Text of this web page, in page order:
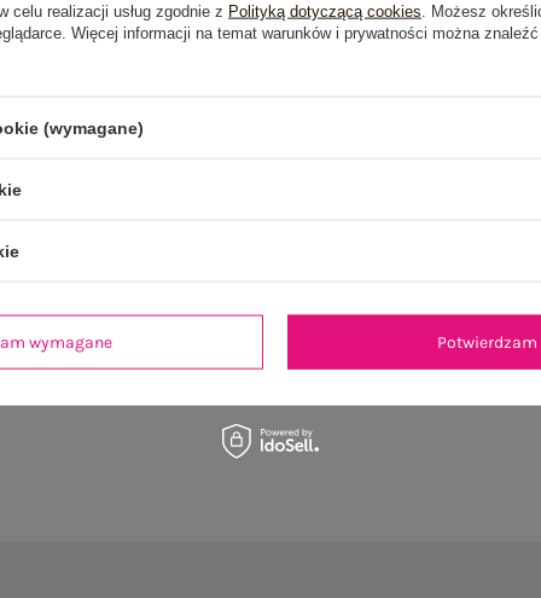
celu realizacji usług zgodnie z Polityką dotyczącą cookies . Możesz
Więcej informacji na temat warunków i prywatności można
(wymagane)
wymagane